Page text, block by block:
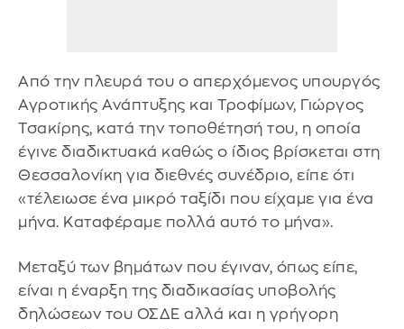
Από την πλευρά του ο απερχόμενος υπουργός
Αγροτικής Ανάπτυξης και Τροφίμων, Γιώργος
Τσακίρης, κατά την τοποθέτησή του, η οποία
έγινε διαδικτυακά καθώς ο ίδιος βρίσκεται στη
Θεσσαλονίκη για διεθνές συνέδριο, είπε ότι
«τέλειωσε ένα μικρό ταξίδι που είχαμε για ένα
μήνα. Καταφέραμε πολλά αυτό το μήνα».
Μεταξύ των βημάτων που έγιναν, όπως είπε,
είναι η έναρξη της διαδικασίας υποβολής
δηλώσεων του ΟΣΔΕ αλλά και η γρήγορη